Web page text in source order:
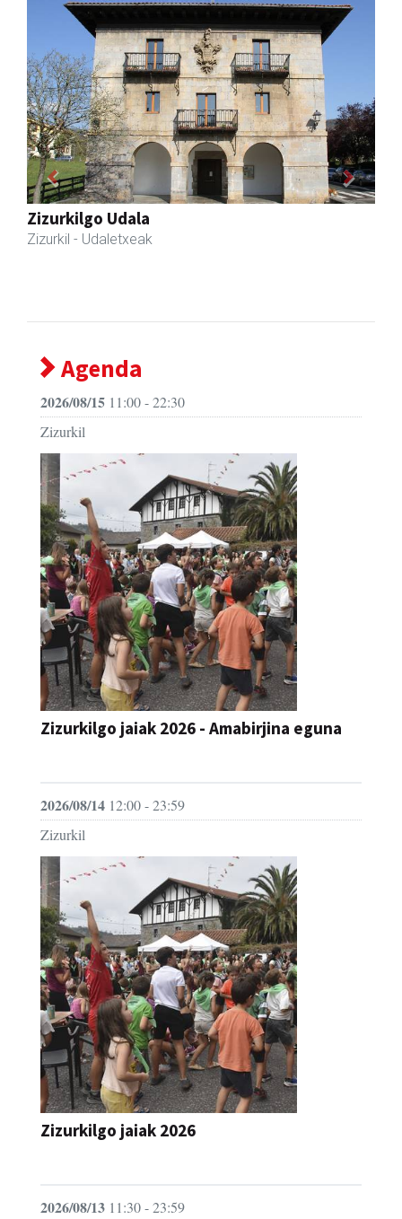
Zizurkilgo Udala
Zizurkil - Udaletxeak
Previous Next
Agenda
2026/08/15 11:00 - 22:30
Zizurkil
Zizurkilgo jaiak 2026 - Amabirjina eguna
2026/08/14 12:00 - 23:59
Zizurkil
Zizurkilgo jaiak 2026
2026/08/13 11:30 - 23:59